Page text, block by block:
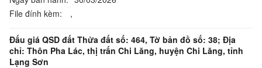
File đính kèm:
,
Đấu giá QSD đất Thửa đất số: 464, Tờ bản đồ số: 38; Địa
chỉ: Thôn Pha Lác, thị trấn Chi Lăng, huyện Chi Lăng, tỉnh
Lạng Sơn